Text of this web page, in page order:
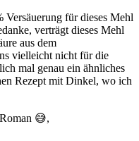
Versäuerung für dieses Mehl
verträgt dieses Mehl
aus dem
vielleicht nicht für die
mal genau ein ähnliches
Rezept mit Dinkel, wo ich
😅,